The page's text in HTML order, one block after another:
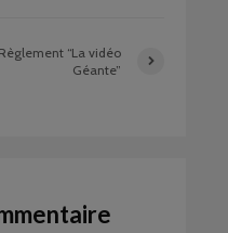
Règlement “La vidéo
Géante”